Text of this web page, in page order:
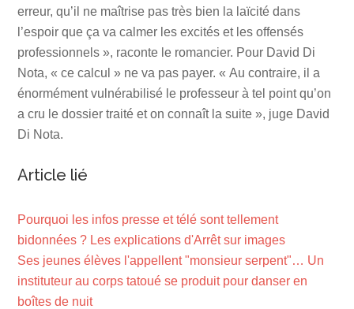
erreur, qu’il ne maîtrise pas très bien la laïcité dans
l’espoir que ça va calmer les excités et les offensés
professionnels », raconte le romancier. Pour David Di
Nota, « ce calcul » ne va pas payer. « Au contraire, il a
énormément vulnérabilisé le professeur à tel point qu’on
a cru le dossier traité et on connaît la suite », juge David
Di Nota.
Article lié
Pourquoi les infos presse et télé sont tellement
bidonnées ? Les explications d'Arrêt sur images
Ses jeunes élèves l'appellent "monsieur serpent"… Un
instituteur au corps tatoué se produit pour danser en
boîtes de nuit